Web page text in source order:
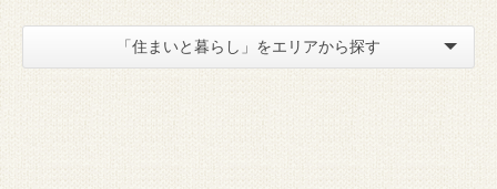
「住まいと暮らし」をエリアから探す